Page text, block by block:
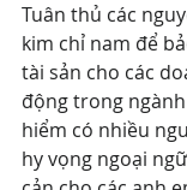
Tuân thủ các
kim chỉ nam để
tài sản cho các
động trong
hiểm có nhiều
hy vọng ngoại